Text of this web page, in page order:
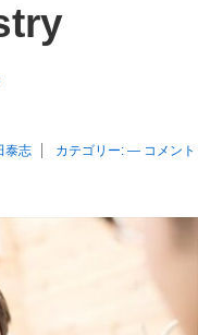
泰志 カテゴリー: — コメント